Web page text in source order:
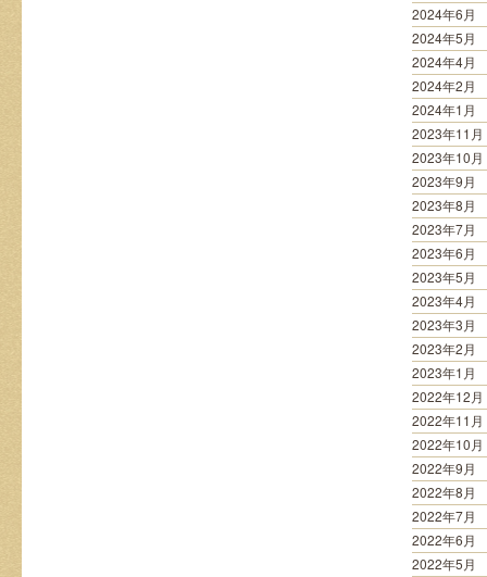
2024年6月
2024年5月
2024年4月
2024年2月
2024年1月
2023年11月
2023年10月
2023年9月
2023年8月
2023年7月
2023年6月
2023年5月
2023年4月
2023年3月
2023年2月
2023年1月
2022年12月
2022年11月
2022年10月
2022年9月
2022年8月
2022年7月
2022年6月
2022年5月